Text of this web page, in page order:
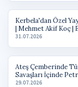
Kerbela'dan Özel
| Mehmet Akif Koç |
31.07.2026
Ateş Çemberinde
Savaşları İçinde
29.07.2026